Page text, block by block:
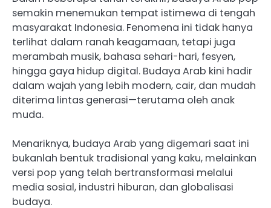
semakin menemukan tempat istimewa di tengah
masyarakat Indonesia. Fenomena ini tidak hanya
terlihat dalam ranah keagamaan, tetapi juga
merambah musik, bahasa sehari-hari, fesyen,
hingga gaya hidup digital. Budaya Arab kini hadir
dalam wajah yang lebih modern, cair, dan mudah
diterima lintas generasi—terutama oleh anak
muda.
Menariknya, budaya Arab yang digemari saat ini
bukanlah bentuk tradisional yang kaku, melainkan
versi pop yang telah bertransformasi melalui
media sosial, industri hiburan, dan globalisasi
budaya.